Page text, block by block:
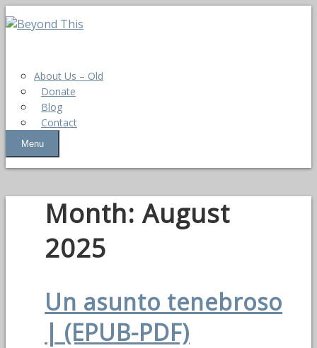
About Us – Old
Donate
Blog
Contact
Menu
Month:August
2025
Un asunto tenebroso
| (EPUB-PDF)